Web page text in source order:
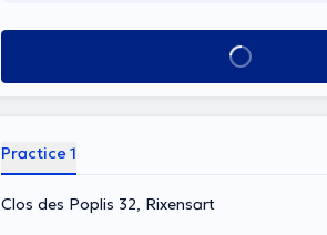
See all
Practice 1
Clos des Poplis 32, Rixensart